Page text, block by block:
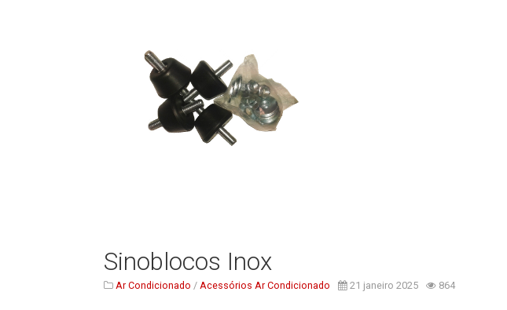
Sinoblocos Inox
Ar Condicionado /Acessórios Ar Condicionado 21 janeiro 2025 864